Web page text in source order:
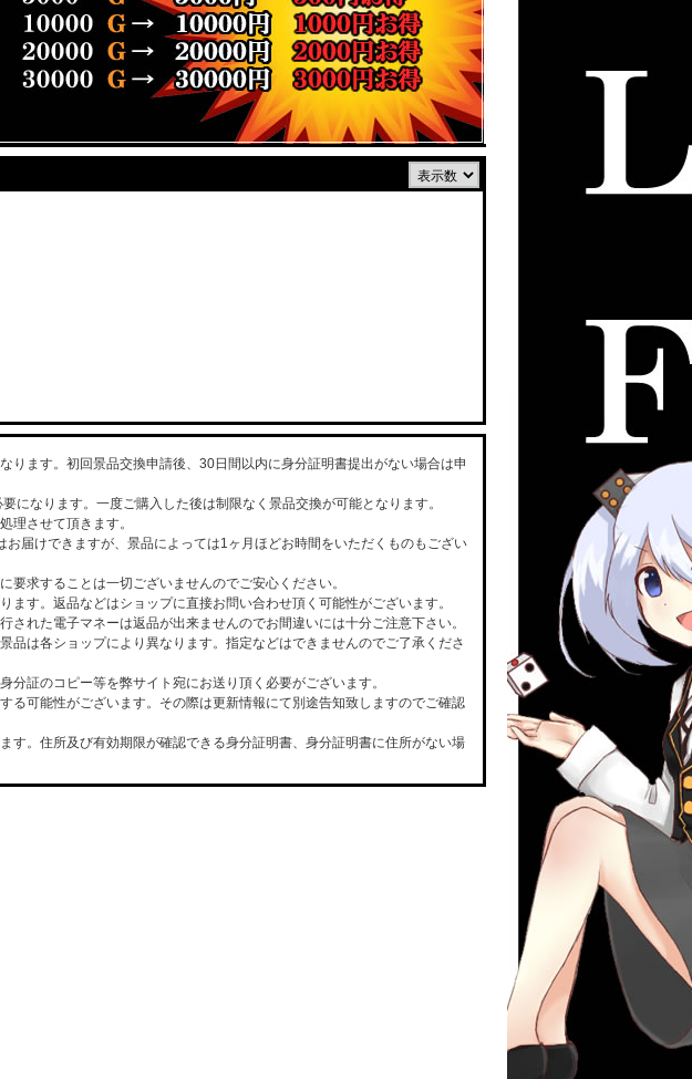
ます。初回景品交換申請後、30日間以内に身分証明書提出がない場合は申
なります。一度ご購入した後は制限なく景品交換が可能となります。
理させて頂きます。
届けできますが、景品によっては1ヶ月ほどお時間をいただくものもござい
求することは一切ございませんのでご安心ください。
す。返品などはショップに直接お問い合わせ頂く可能性がございます。
れた電子マネーは返品が出来ませんのでお間違いには十分ご注意下さい。
は各ショップにより異なります。指定などはできませんのでご了承くださ
分証のコピー等を弊サイト宛にお送り頂く必要がございます。
可能性がございます。その際は更新情報にて別途告知致しますのでご確認
。住所及び有効期限が確認できる身分証明書、身分証明書に住所がない場